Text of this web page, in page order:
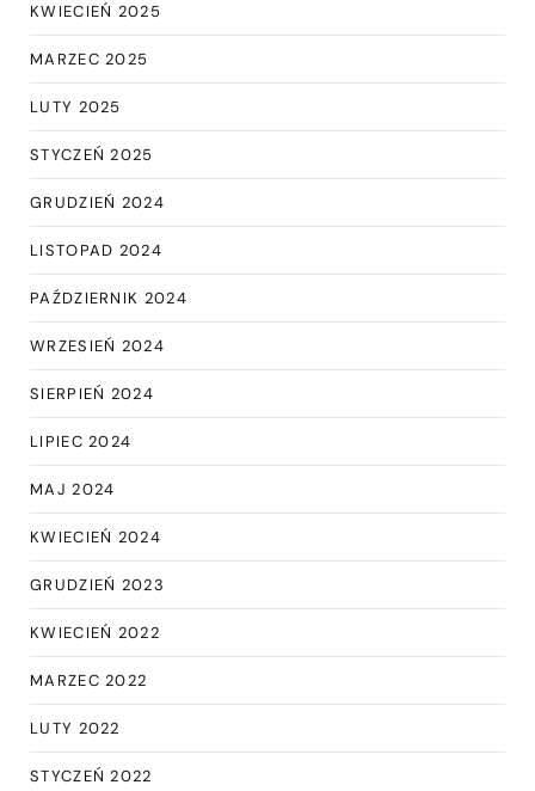
KWIECIEŃ 2025
MARZEC 2025
LUTY 2025
STYCZEŃ 2025
GRUDZIEŃ 2024
LISTOPAD 2024
PAŹDZIERNIK 2024
WRZESIEŃ 2024
SIERPIEŃ 2024
LIPIEC 2024
MAJ 2024
KWIECIEŃ 2024
GRUDZIEŃ 2023
KWIECIEŃ 2022
MARZEC 2022
LUTY 2022
STYCZEŃ 2022